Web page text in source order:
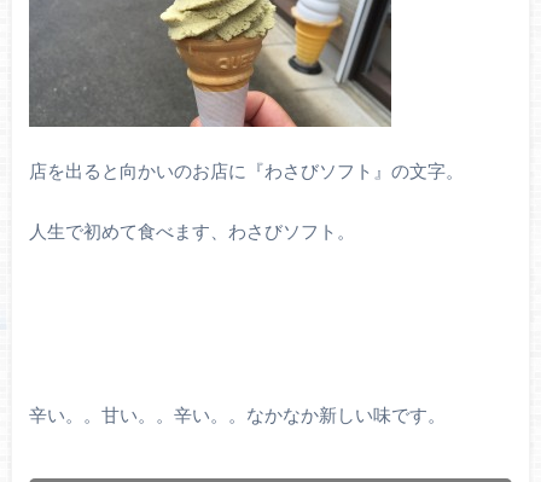
店を出ると向かいのお店に『わさびソフト』の文字。
人生で初めて食べます、わさびソフト。
辛い。。甘い。。辛い。。なかなか新しい味です。